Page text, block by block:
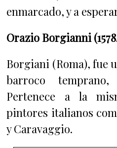
enmarcado, y a
Orazio Borgianni
Borgiani (Roma), fue
barroco
Pertenece a la
pintores italianos
y Caravaggio.